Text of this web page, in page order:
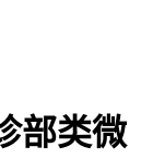
部类微